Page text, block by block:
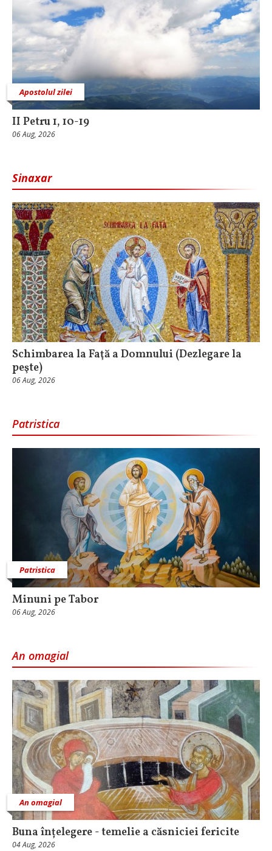
Apostolul zilei
II Petru 1, 10-19
06 Aug, 2026
Sinaxar
Schimbarea la Faţă a Domnului (Dezlegare la
peşte)
06 Aug, 2026
Patristica
Patristica
Minuni pe Tabor
06 Aug, 2026
An omagial
An omagial
Buna înțelegere - temelie a căsniciei fericite
04 Aug, 2026